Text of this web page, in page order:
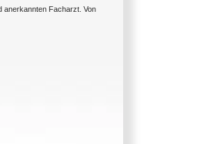
anerkannten Facharzt. Von